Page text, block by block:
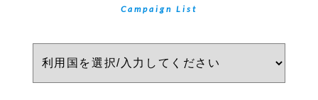
Campaign List